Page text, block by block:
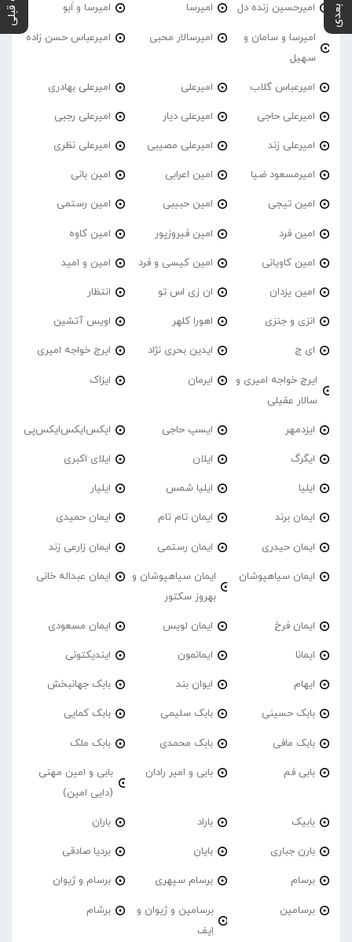
امیرحسین زنده دل امیرسا امیرسا و اَبو
امیرسا و سامان و
سهیل
امیرسالار محبی امیرعباس حسن زاده
امیرعباس گلاب امیرعلی امیرعلی بهادری
امیرعلی حاجی امیرعلی دیار امیرعلی رجبی
امیرعلی زند امیرعلی مصیبی امیرعلی نظری
امیرمسعود ضیا امین اعرابی امین بانی
امین تیجی امین حبیبی امین رستمی
امین فرد امین فیروزپور امین کاوه
امین کاویانی امین کیسی و فرد امین و امید
امین یزدان ان زی اس تو انتظار
انزی و جنزی اهورا کلهر اویس آتشین
ای ج ایدین بحری نژاد ایرج خواجه امیری
ایرج خواجه امیری و
سالار عقیلی
ایرمان ایزاک
ایزدمهر ایسپ حاجی ایکس‌ایکس‌ایکس‌پی
ایگرگ ایلان ایلای اکبری
ایلیا ایلیا شمس ایلیار
ایمان برند ایمان تام تام ایمان حمیدی
ایمان حیدری ایمان رستمی ایمان زارعی زند
ایمان سیاهپوشان
ایمان سیاهپوشان و
بهروز سکتور
ایمان عبداله خانی
ایمان فرخ ایمان لویس ایمان مسعودی
ایمانا ایمانمون ایندیکتونی
ایهام ایوان بند بابک جهانبخش
بابک حسینی بابک سلیمی بابک کمایی
بابک مافی بابک محمدی بابک ملک
بابی فم بابی و امیر رادان
بابی و امین مهنی
(دایی امین)
بابیک باراد باران
بارن جباری بایان بردیا صادقی
برسام برسام سپهری برسام و ژیوان
برسامین
برسامین و ژیوان و
اِیف
برشام